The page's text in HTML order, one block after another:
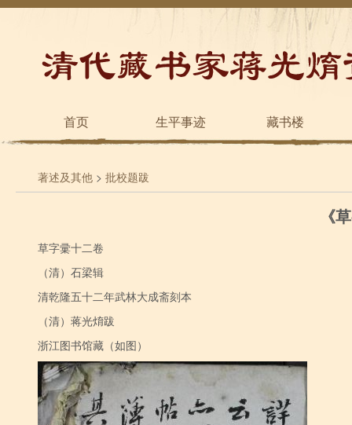
首页 生平事迹 藏书楼
著述及其他 > 批校题跋
《
草字彚十二卷
（清）石梁辑
清乾隆五十二年武林大成斋刻本
（清）蒋光焴跋
浙江图书馆藏（如图）